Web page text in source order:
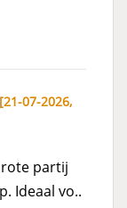
07-2026,
partij
Ideaal vo..